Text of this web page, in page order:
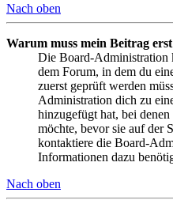
Nach oben
Warum muss mein Beitrag
Die Board-Administration
dem Forum, in dem du
zuerst geprüft werden
Administration dich zu
hinzugefügt hat, bei
möchte, bevor sie auf der
kontaktiere die Board-
Informationen dazu
Nach oben